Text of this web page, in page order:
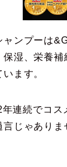
ャンプーは
湿、栄養
ます。
連続でコ
じゃありま